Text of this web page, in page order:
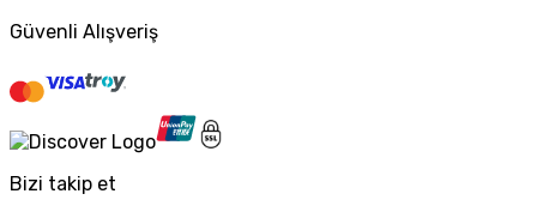
Güvenli Alışveriş
Bizi takip et